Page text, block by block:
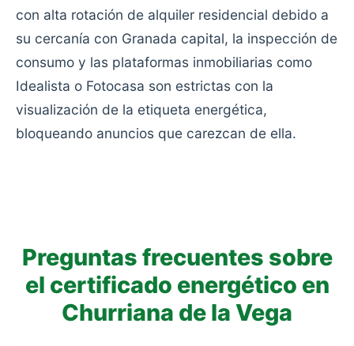
con alta rotación de alquiler residencial debido a
su cercanía con Granada capital, la inspección de
consumo y las plataformas inmobiliarias como
Idealista o Fotocasa son estrictas con la
visualización de la etiqueta energética,
bloqueando anuncios que carezcan de ella.
Preguntas frecuentes sobre
el certificado energético en
Churriana de la Vega